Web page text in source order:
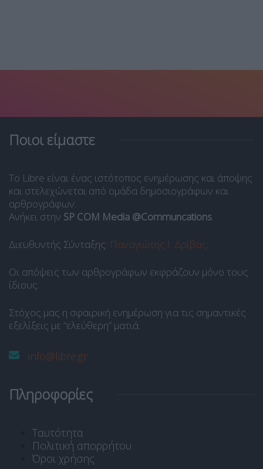
Ποιοι είμαστε
Το Libre είναι ένας ιστότοπος ενημέρωσης και άποψης
και στελεχώνεται από ομάδα δημοσιογράφων και
αρθρογράφων.
Ανήκει στην SP COM Media @Communcations.
Διευθυντής Σύνταξης: Παναγιώτης Ι. Δρίβας.
Οι απόψεις των αρθρογράφων εκφράζουν μόνο τους
ίδιους.
Στόχος μας η σφαιρική ενημέρωση για τις σημαντικές
εξελίξεις με “ελεύθερη” ματιά.
info@libre.gr
Πληροφορίες
Ταυτότητα
Πολιτική απορρήτου
Όροι χρήσης